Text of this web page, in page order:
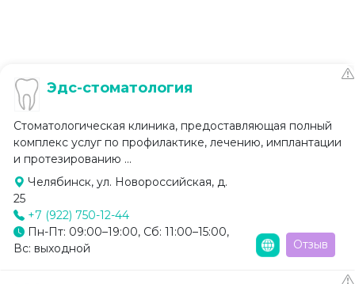
Эдс-стоматология
Стоматологическая клиника, предоставляющая полный
комплекс услуг по профилактике, лечению, имплантации
и протезированию ...
Челябинск, ул. Новороссийская, д.
25
+7 (922) 750-12-44
Пн-Пт: 09:00–19:00, Сб: 11:00–15:00,
Вс: выходной
Отзыв